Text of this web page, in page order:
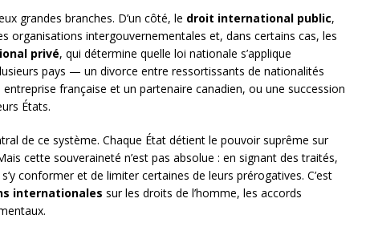
grandes branches. D’un côté, le droit international public,
organisations intergouvernementales et, dans certains cas, les
privé, qui détermine quelle loi nationale s’applique
pays — un divorce entre ressortissants de nationalités
française et un partenaire canadien, ou une succession
États.
de ce système. Chaque État détient le pouvoir suprême sur
cette souveraineté n’est pas absolue : en signant des traités,
conformer et de limiter certaines de leurs prérogatives. C’est
internationales sur les droits de l’homme, les accords